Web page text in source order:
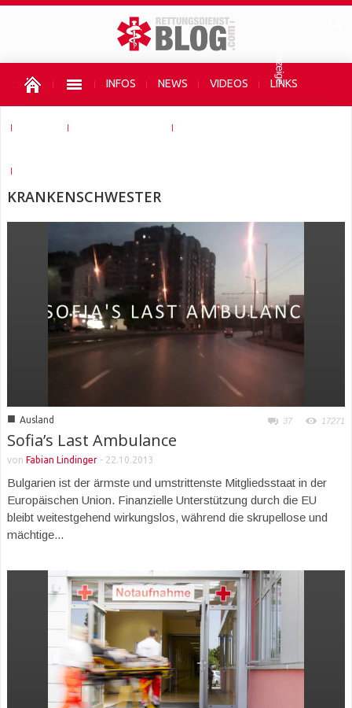
INFOS NEWS VIDEOS LINKS
KRANKENSCHWESTER
■ Ausland 37 17271
Sofia’s Last Ambulance
von Fabian Lindinger - 22.10.2013
Bulgarien ist der ärmste und umstrittenste Mitgliedsstaat in der
Europäischen Union. Finanzielle Unterstützung durch die EU
bleibt weitestgehend wirkungslos, während die skrupellose und
mächtige...